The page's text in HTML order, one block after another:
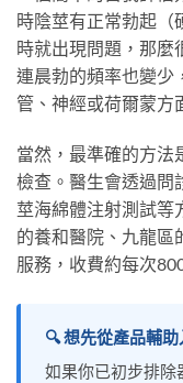
時陰莖有正常勃起（
時就出現問題，那麼
連晨勃的頻率也變少
管、神經或荷爾蒙方
當然，最準確的方法
檢查。醫生會透過問
莖海綿體注射測試等
的養和醫院、九龍區
服務，收費約每次
🔍 想先從產品輔助
如果你已初步排除